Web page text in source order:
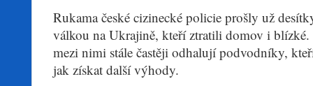
Rukama české cizinecké policie prošly už
válkou na Ukrajině, kteří ztratili domov i blízké.
mezi nimi stále častěji odhalují podvodníky,
jak získat další výhody.